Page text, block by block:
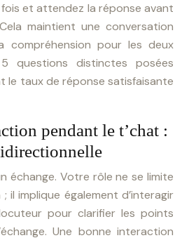
et attendez la réponse avant
maintient une conversation
pour les deux
questions distinctes posées
le taux de réponse satisfaisante
pendant le t’chat :
échange. Votre rôle ne se limite
il implique également d’interagir
pour clarifier les points
Une bonne interaction